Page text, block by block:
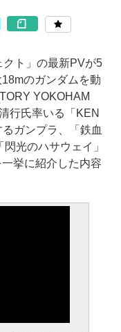
クト」の最新PVが5
のガンダムを動
YOKOHAM
行氏率いる「KEN
ガンプラ、「鉄血
光のハサウェイ」
挙に紹介した内容